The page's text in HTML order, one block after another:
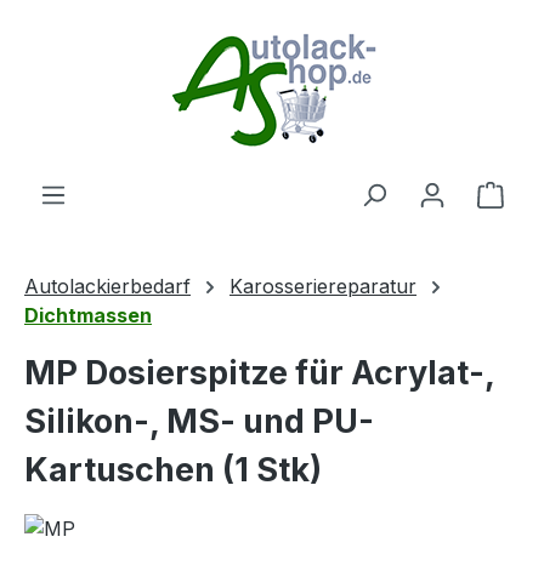
Autolackierbedarf
Karosseriereparatur
Dichtmassen
MP Dosierspitze für Acrylat-,
Silikon-, MS- und PU-
Kartuschen (1 Stk)